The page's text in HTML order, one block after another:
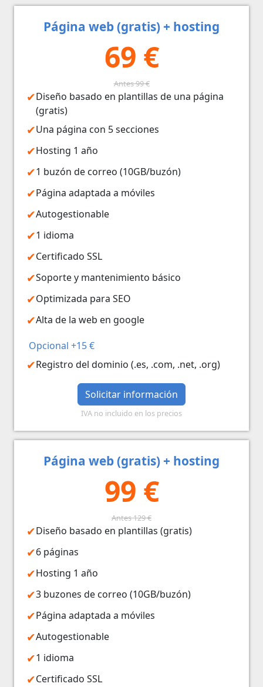
Página web (gratis) + hosting
69 €
Antes 99 €
Diseño basado en plantillas de una página
(gratis)
Una página con 5 secciones
Hosting 1 año
1 buzón de correo (10GB/buzón)
Página adaptada a móviles
Autogestionable
1 idioma
Certificado SSL
Soporte y mantenimiento básico
Optimizada para SEO
Alta de la web en google
Opcional +15 €
Registro del dominio (.es, .com, .net, .org)
Solicitar información
IVA no incluido en los precios
Página web (gratis) + hosting
99 €
Antes 129 €
Diseño basado en plantillas (gratis)
6 páginas
Hosting 1 año
3 buzones de correo (10GB/buzón)
Página adaptada a móviles
Autogestionable
1 idioma
Certificado SSL